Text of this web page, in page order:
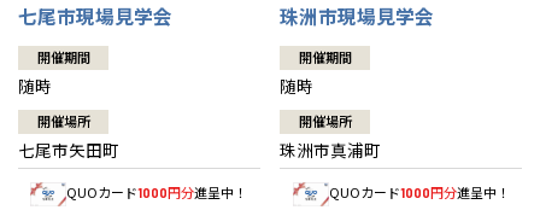
七尾市現場見学会
開催期間
随時
開催場所
七尾市矢田町
QUOカード1000円分進呈中！
珠洲市現場見学会
開催期間
随時
開催場所
珠洲市真浦町
QUOカード1000円分進呈中！